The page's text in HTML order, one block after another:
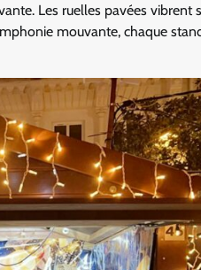
Les ruelles pavées vibrent
mouvante, chaque